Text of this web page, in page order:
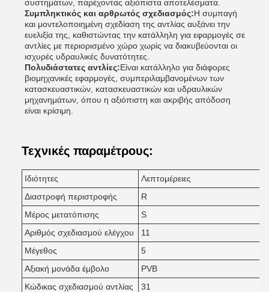
συστημάτων, παρέχοντας αξιόπιστα αποτελέσματα.
Συμπληκτικός και αρθρωτός σχεδιασμός:Η συμπαγή
και μοντελοποιημένη σχεδίαση της αντλίας αυξάνει την
ευελιξία της, καθιστώντας την κατάλληλη για εφαρμογές σε
αντλίες με περιορισμένο χώρο χωρίς να διακυβεύονται οι
ισχυρές υδραυλικές δυνατότητες.
Πολυδιάστατες αντλίες:Είναι κατάλληλο για διάφορες
βιομηχανικές εφαρμογές, συμπεριλαμβανομένων των
κατασκευαστικών, κατασκευαστικών και υδραυλικών
μηχανημάτων, όπου η αξιόπιστη και ακριβής απόδοση
είναι κρίσιμη.
Τεχνικές παραμέτρους:
Ιδιότητες
Λεπτομέρειες
Διαστροφή περιστροφής
R
Μέρος μετατόπισης
S
Αριθμός σχεδιασμού ελέγχου
11
Μέγεθος
5
Αξιακή μονάδα έμβολο
PVB
Κώδικας σχεδιασμού αντλίας
31